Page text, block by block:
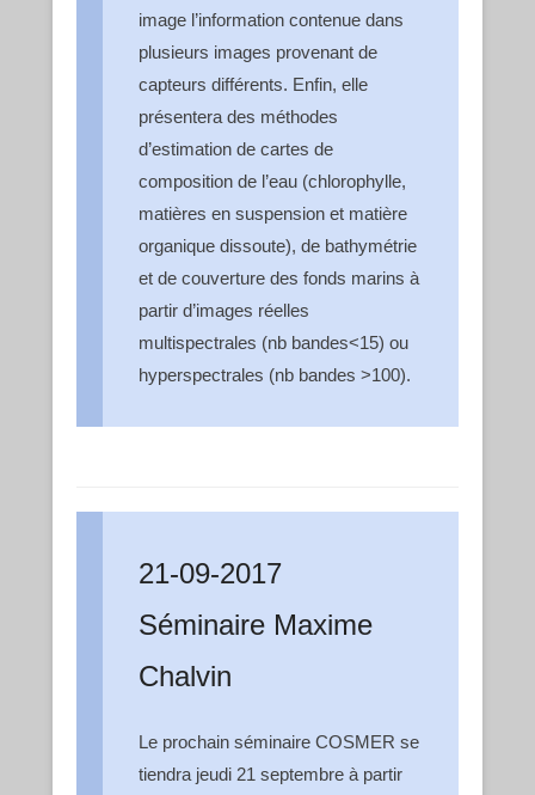
image l’information contenue dans
plusieurs images provenant de
capteurs différents. Enfin, elle
présentera des méthodes
d’estimation de cartes de
composition de l’eau (chlorophylle,
matières en suspension et matière
organique dissoute), de bathymétrie
et de couverture des fonds marins à
partir d’images réelles
multispectrales (nb bandes<15) ou
hyperspectrales (nb bandes >100).
21-09-2017
Séminaire Maxime
Chalvin
Le prochain séminaire COSMER se
tiendra jeudi 21 septembre à partir